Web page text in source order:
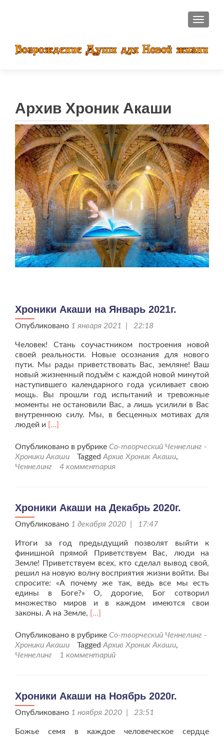
Архив Хроник Акаши
Хроники Акаши на Январь 2021г.
Опубликовано 1 января 2021 | 22:18
Человек! Стань соучастником построения новой
своей реальности. Новые осознания для нового
пути. Мы рады приветствовать Вас, земляне! Ваш
новый жизненный подъём с каждой новой минутой
наступившего календарного года усиливает свою
мощь. Вы прошли год испытаний и тревожные
моменты не остановили Вас, а лишь усилили в Вас
внутреннюю силу. Мы, в бесценных мотивах для
людей и Читать
проХроники
Акаши
на
[…]
Опубликовано в рубрике Со-творческий Ченнелинг -
Хроники Акаши
Tagged Архив Хроник Акаши,
Ченнелинг
4 комментария
Хроники Акаши на Декабрь 2020г.
Опубликовано 1 декабря 2020 | 17:47
Итоги за год предыдущий позволят выйти к
финишной прямой Приветствуем Вас, люди на
Земле! Приветствуем всех, кто сделал вывод свой,
решил на новую волну восприятия жизни войти. Вы
спросите: «А почему же так, ведь все мы есть
едины в Боге?» О, дорогие, Бог сотворил
множество миров и в каждом имеются свои
законы. А на Земле, Читать
проХроники
Акаши
на
[…]
Опубликовано в рубрике Со-творческий Ченнелинг -
Хроники Акаши
Tagged Архив Хроник Акаши,
Ченнелинг
1 комментарий
Хроники Акаши на Ноябрь 2020г.
Опубликовано 1 ноября 2020 | 23:51
Божье семя в каждое человеческое сердце